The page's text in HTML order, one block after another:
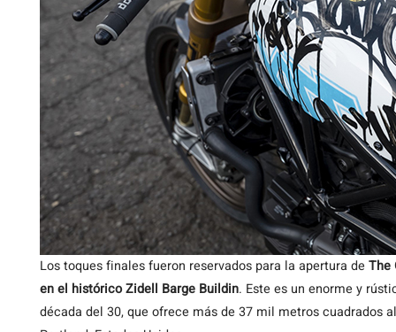
Los toques finales fueron reservados para la apertura de The
en el histórico Zidell Barge Buildin. Este es un enorme y
década del 30, que ofrece más de 37 mil metros